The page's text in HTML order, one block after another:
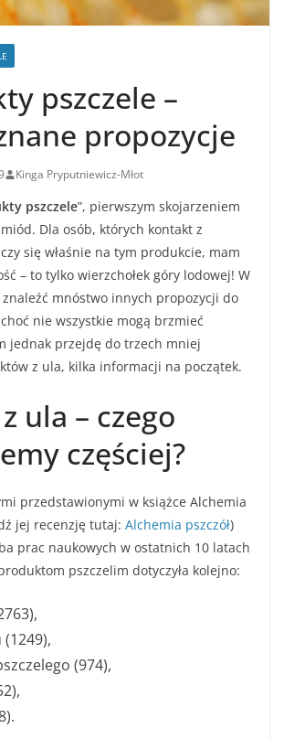
pszczele –
propozycje
Kinga Pryputniewicz-Młot
pszczele”, pierwszym skojarzeniem
Dla osób, których kontakt z
się właśnie na tym produkcie, mam
– to tylko wierzchołek góry lodowej! W
mnóstwo innych propozycji do
nie wszystkie mogą brzmieć
jednak przejdę do trzech mniej
z ula, kilka informacji na początek.
ula – czego
częściej?
przedstawionymi w książce Alchemia
jej recenzję tutaj: Alchemia pszczół)
prac naukowych w ostatnich 10 latach
pszczelim dotyczyła kolejno:
(974),